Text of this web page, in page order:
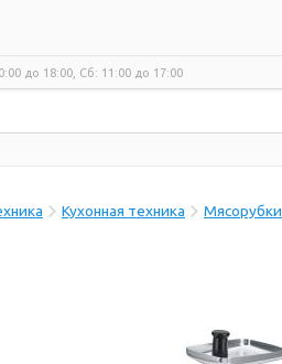
до 18:00, Сб: 11:00 до 17:00
Кухонная техника Мясорубки